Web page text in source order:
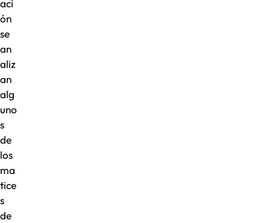
aci
ón
se
an
aliz
an
alg
uno
s
de
los
ma
tice
s
de